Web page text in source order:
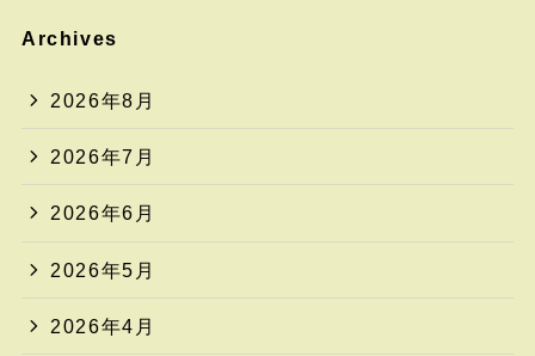
Archives
2026年8月
2026年7月
2026年6月
2026年5月
2026年4月